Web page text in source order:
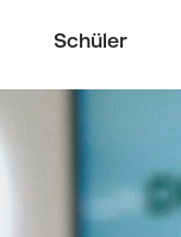
Schüler